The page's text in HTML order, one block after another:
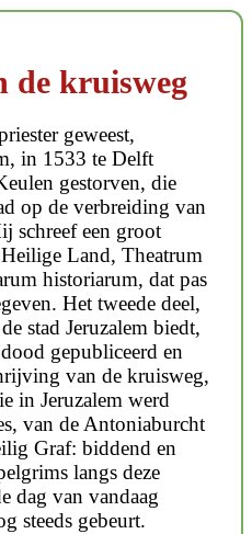
de kruisweg
geweest,
in 1533 te Delft
gestorven, die
op de verbreiding van
schreef een groot
Land, Theatrum
historiarum, dat pas
Het tweede deel,
stad Jeruzalem biedt,
gepubliceerd en
van de kruisweg,
in Jeruzalem werd
van de Antoniaburcht
Graf: biddend en
langs deze
dag van vandaag
steeds gebeurt.